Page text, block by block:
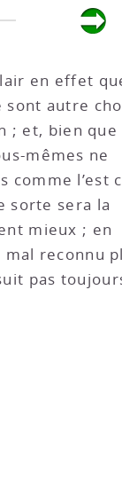
en effet
sont autre
; et, bien que
mêmes ne
comme l’est
sorte sera la
mieux ; en
reconnu
pas